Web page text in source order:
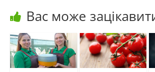
Вас може